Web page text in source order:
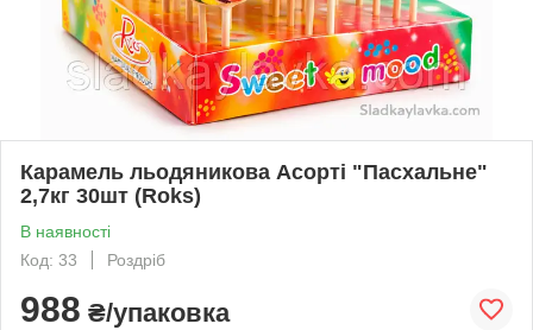
Карамель льодяникова Асорті "Пасхальне"
2,7кг 30шт (Roks)
В наявності
Код: 33
Роздріб
988 ₴/упаковка